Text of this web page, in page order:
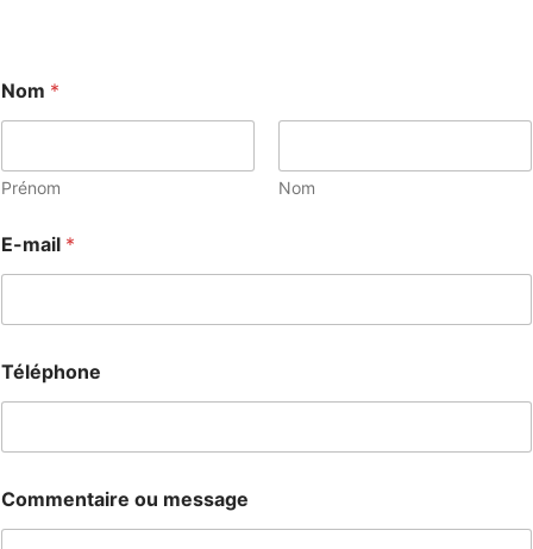
Nom *
Prénom Nom
E-mail *
Téléphone
Commentaire ou message